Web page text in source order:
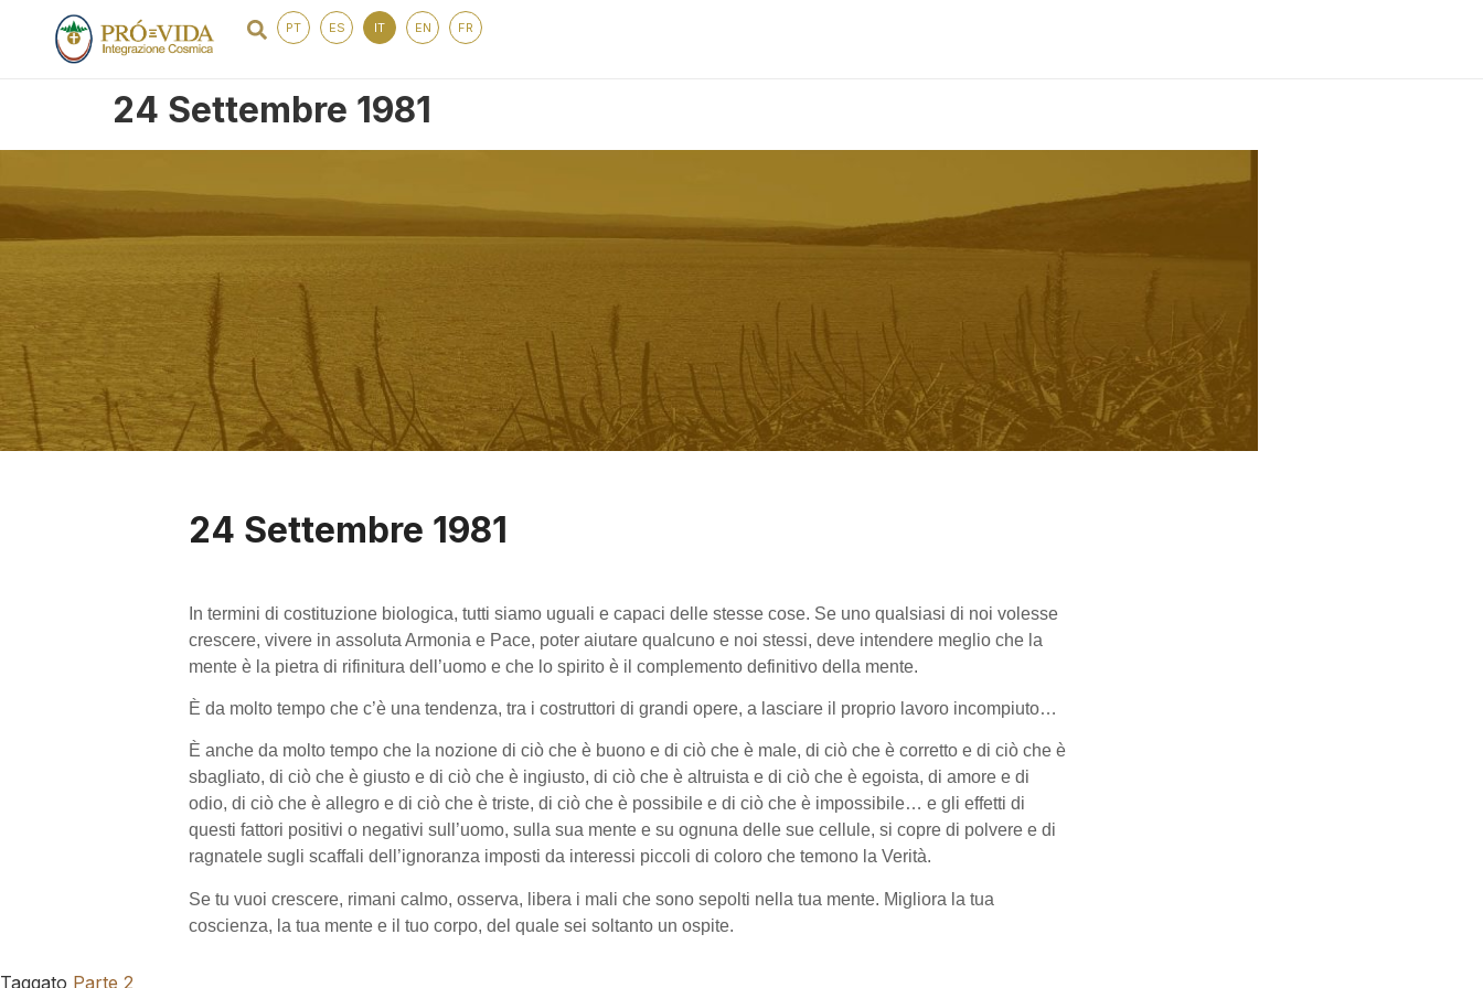
PT ES IT EN FR
24 Settembre 1981
24 Settembre 1981
In termini di costituzione biologica, tutti siamo uguali e capaci delle stesse cose. Se uno qualsiasi di noi volesse
crescere, vivere in assoluta Armonia e Pace, poter aiutare qualcuno e noi stessi, deve intendere meglio che la
mente è la pietra di rifinitura dell’uomo e che lo spirito è il complemento definitivo della mente.
È da molto tempo che c’è una tendenza, tra i costruttori di grandi opere, a lasciare il proprio lavoro incompiuto…
È anche da molto tempo che la nozione di ciò che è buono e di ciò che è male, di ciò che è corretto e di ciò che è
sbagliato, di ciò che è giusto e di ciò che è ingiusto, di ciò che è altruista e di ciò che è egoista, di amore e di
odio, di ciò che è allegro e di ciò che è triste, di ciò che è possibile e di ciò che è impossibile… e gli effetti di
questi fattori positivi o negativi sull’uomo, sulla sua mente e su ognuna delle sue cellule, si copre di polvere e di
ragnatele sugli scaffali dell’ignoranza imposti da interessi piccoli di coloro che temono la Verità.
Se tu vuoi crescere, rimani calmo, osserva, libera i mali che sono sepolti nella tua mente. Migliora la tua
coscienza, la tua mente e il tuo corpo, del quale sei soltanto un ospite.
Taggato Parte 2